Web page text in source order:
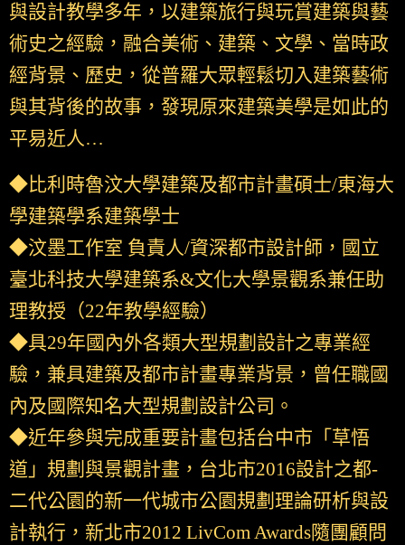
與設計教學多年，以建築旅行與玩賞建築與藝
術史之經驗，融合美術、建築、文學、當時政
經背景、歷史，從普羅大眾輕鬆切入建築藝術
與其背後的故事，發現原來建築美學是如此的
平易近人…
◆比利時魯汶大學建築及都市計畫碩士/東海大
學建築學系建築學士
◆汶墨工作室 負責人/資深都市設計師，國立
臺北科技大學建築系&文化大學景觀系兼任助
理教授（22年教學經驗）
◆具29年國內外各類大型規劃設計之專業經
驗，兼具建築及都市計畫專業背景，曾任職國
內及國際知名大型規劃設計公司。
◆近年參與完成重要計畫包括台中市「草悟
道」規劃與景觀計畫，台北市2016設計之都-
二代公園的新一代城市公園規劃理論研析與設
計執行，新北市2012 LivCom Awards隨團顧問